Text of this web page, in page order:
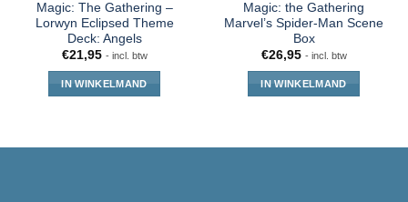
Magic: The Gathering –
Lorwyn Eclipsed Theme
Deck: Angels
€21,95 - incl. btw
IN WINKELMAND
Magic: the Gathering
Marvel’s Spider-Man Scene
Box
€26,95 - incl. btw
IN WINKELMAND